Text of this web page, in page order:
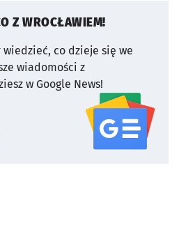
Z WROCŁAWIEM!
wiedzieć, co dzieje się we
wiadomości z
w Google News!
serwisu